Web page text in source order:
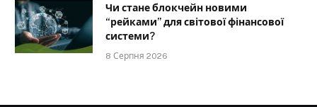
Чи стане блокчейн новими
“рейками” для світової фінансової
системи?
8 Серпня 2026